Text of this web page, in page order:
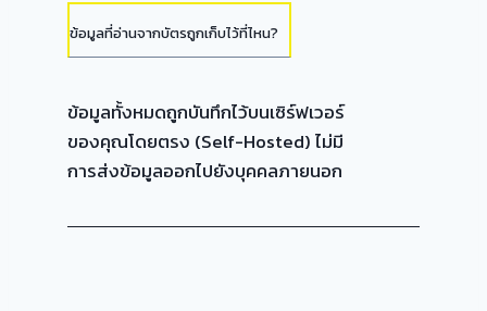
ข้อมูลที่อ่านจากบัตรถูกเก็บไว้ที่ไหน?
ข้อมูลทั้งหมดถูกบันทึกไว้บนเซิร์ฟเวอร์
ของคุณโดยตรง (Self-Hosted) ไม่มี
การส่งข้อมูลออกไปยังบุคคลภายนอก